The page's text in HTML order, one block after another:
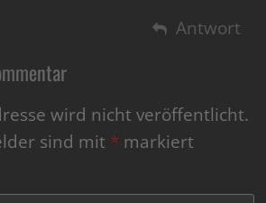
Antwort
wird nicht veröffentlicht.
sind mit * markiert